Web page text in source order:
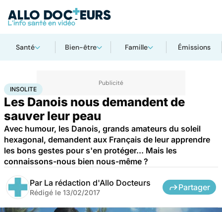
Santé Bien-être Famille Émissions
AccueilSanté Insolite
INSOLITE
Les Danois nous demandent de
sauver leur peau
Avec humour, les Danois, grands amateurs du soleil
hexagonal, demandent aux Français de leur apprendre
les bons gestes pour s'en protéger... Mais les
connaissons-nous bien nous-même ?
Par La rédaction d'Allo Docteurs
Rédigé le 13/02/2017
Partager